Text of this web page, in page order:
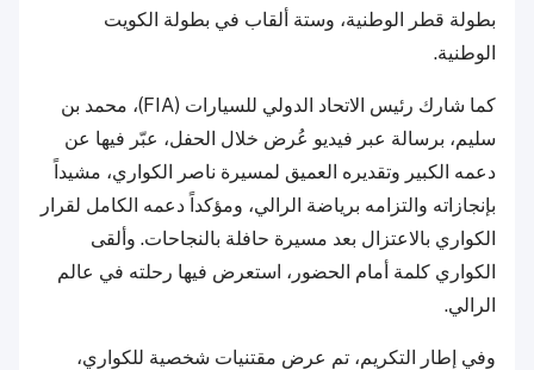
بطولة قطر الوطنية، وستة ألقاب في بطولة الكويت
الوطنية.
كما شارك رئيس الاتحاد الدولي للسيارات (FIA)، محمد بن
سليم، برسالة عبر فيديو عُرض خلال الحفل، عبّر فيها عن
دعمه الكبير وتقديره العميق لمسيرة ناصر الكواري، مشيداً
بإنجازاته والتزامه برياضة الرالي، ومؤكداً دعمه الكامل لقرار
الكواري بالاعتزال بعد مسيرة حافلة بالنجاحات. وألقى
الكواري كلمة أمام الحضور، استعرض فيها رحلته في عالم
الرالي.
وفي إطار التكريم، تم عرض مقتنيات شخصية للكواري،